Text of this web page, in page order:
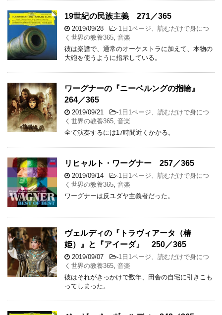
19世紀の民族主義 271／365
2019/09/28 -1日1ページ、読むだけで身につ
く世界の教養365 音楽
彼は楽譜で、通常のオーケストラに加えて、本物の
大砲を使うように指示している。
ワーグナーの『ニーベルングの指輪』
264／365
2019/09/21 -1日1ページ、読むだけで身につ
く世界の教養365 音楽
全て演奏するには17時間近くかかる。
リヒャルト・ワーグナー 257／365
2019/09/14 -1日1ページ、読むだけで身につ
く世界の教養365 音楽
ワーグナーは反ユダヤ主義者だった。
ヴェルディの『トラヴィアータ（椿
姫）』と『アイーダ』 250／365
2019/09/07 -1日1ページ、読むだけで身につ
く世界の教養365 音楽
彼はそれがきっかけで数年、田舎の自宅に引きこも
ってしまった。